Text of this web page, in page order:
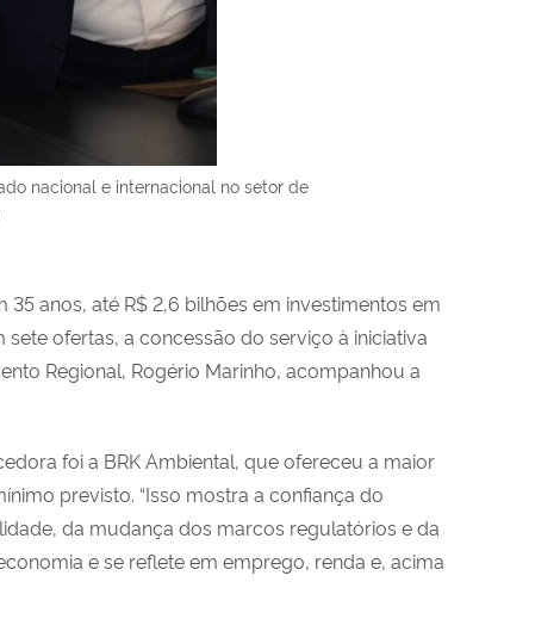
nacional e internacional no setor de
anos, até R$ 2,6 bilhões em investimentos em
ofertas, a concessão do serviço à iniciativa
Regional, Rogério Marinho, acompanhou a
foi a BRK Ambiental, que ofereceu a maior
previsto. “Isso mostra a confiança do
da mudança dos marcos regulatórios e da
e se reflete em emprego, renda e, acima